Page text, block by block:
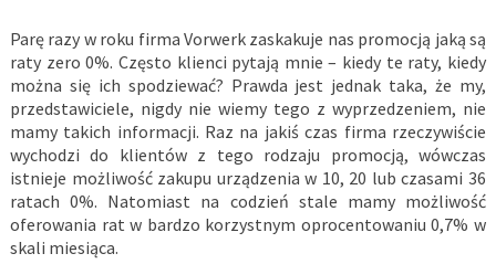
Parę razy w roku firma Vorwerk zaskakuje nas promocją jaką są
raty zero 0%. Często klienci pytają mnie – kiedy te raty, kiedy
można się ich spodziewać? Prawda jest jednak taka, że my,
przedstawiciele, nigdy nie wiemy tego z wyprzedzeniem, nie
mamy takich informacji. Raz na jakiś czas firma rzeczywiście
wychodzi do klientów z tego rodzaju promocją, wówczas
istnieje możliwość zakupu urządzenia w 10, 20 lub czasami 36
ratach 0%. Natomiast na codzień stale mamy możliwość
oferowania rat w bardzo korzystnym oprocentowaniu 0,7% w
skali miesiąca.